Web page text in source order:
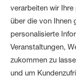
verarbeiten wir
über die von Ihnen
personalisierte
Veranstaltungen,
zukommen zu
und um